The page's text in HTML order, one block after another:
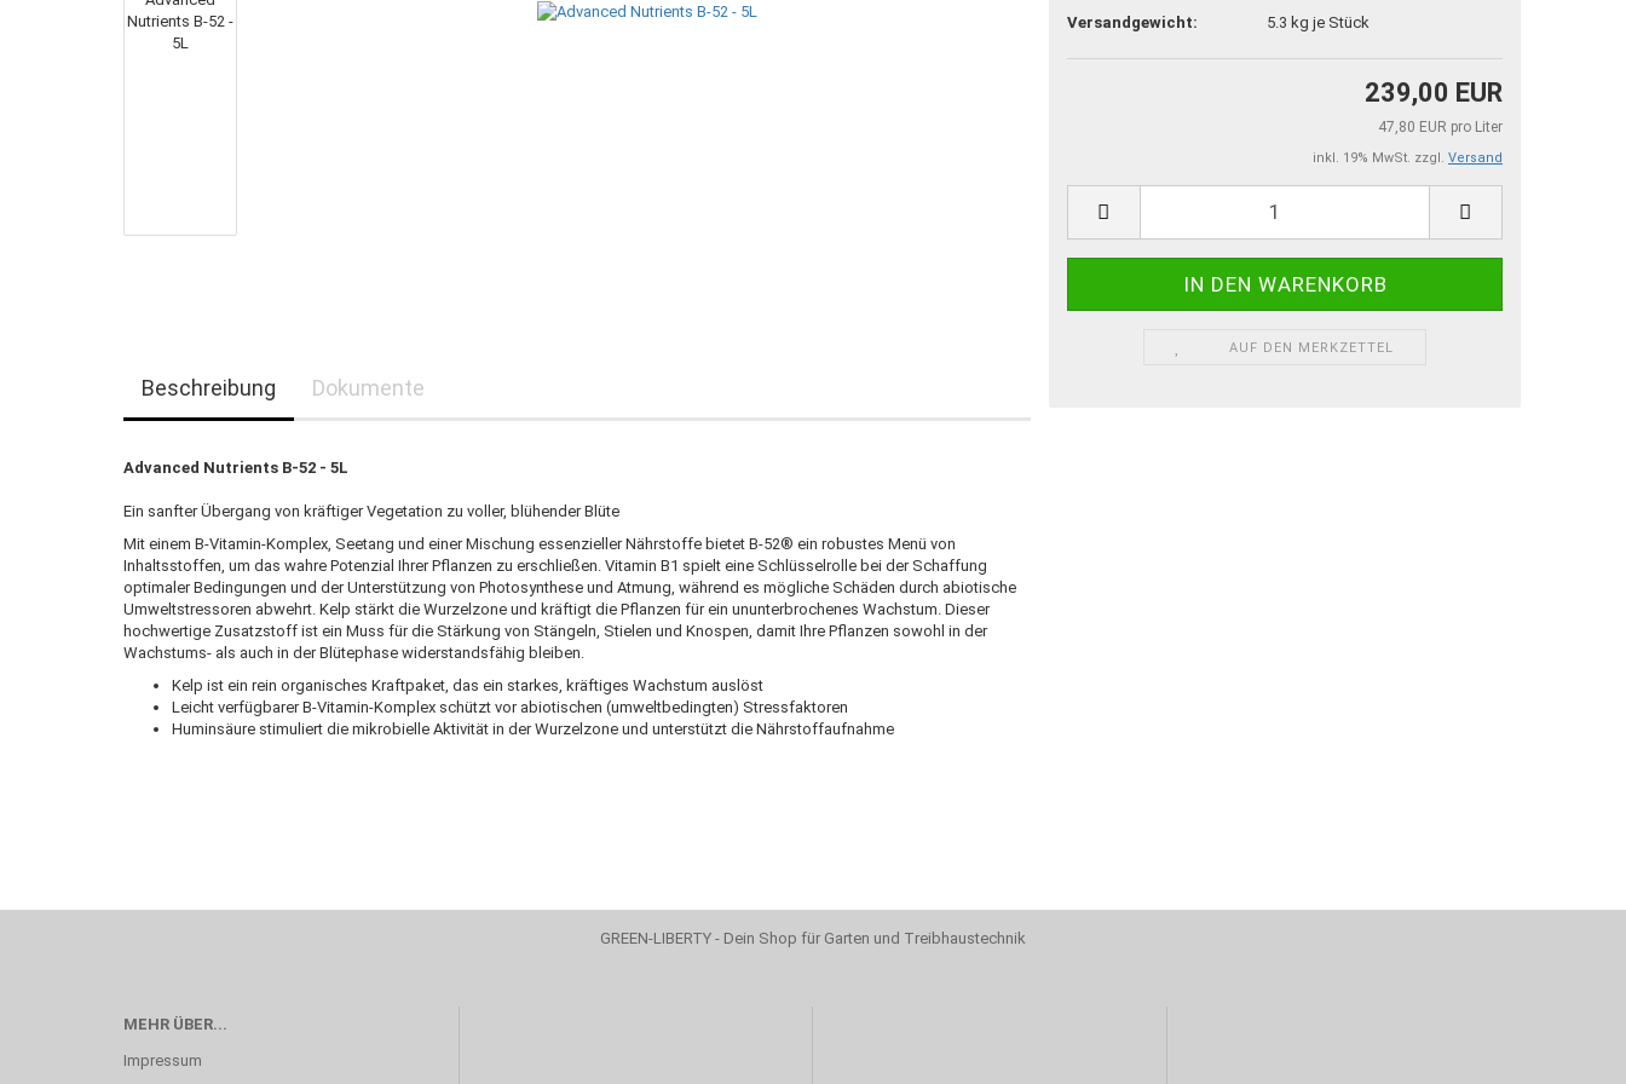
Versandgewicht:
5.3 kg je Stück
239,00 EUR
47,80 EUR pro Liter
inkl. 19% MwSt. zzgl. Versand
AUF DEN MERKZETTEL
Beschreibung Dokumente
Advanced Nutrients B-52 - 5L
Ein sanfter Übergang von kräftiger Vegetation zu voller, blühender Blüte
Mit einem B-Vitamin-Komplex, Seetang und einer Mischung essenzieller Nährstoffe bietet B-52® ein robustes Menü von
Inhaltsstoffen, um das wahre Potenzial Ihrer Pflanzen zu erschließen. Vitamin B1 spielt eine Schlüsselrolle bei der Schaffung
optimaler Bedingungen und der Unterstützung von Photosynthese und Atmung, während es mögliche Schäden durch abiotische
Umweltstressoren abwehrt. Kelp stärkt die Wurzelzone und kräftigt die Pflanzen für ein ununterbrochenes Wachstum. Dieser
hochwertige Zusatzstoff ist ein Muss für die Stärkung von Stängeln, Stielen und Knospen, damit Ihre Pflanzen sowohl in der
Wachstums- als auch in der Blütephase widerstandsfähig bleiben.
Kelp ist ein rein organisches Kraftpaket, das ein starkes, kräftiges Wachstum auslöst
Leicht verfügbarer B-Vitamin-Komplex schützt vor abiotischen (umweltbedingten) Stressfaktoren
Huminsäure stimuliert die mikrobielle Aktivität in der Wurzelzone und unterstützt die Nährstoffaufnahme
GREEN-LIBERTY - Dein Shop für Garten und Treibhaustechnik
MEHR ÜBER...
Impressum